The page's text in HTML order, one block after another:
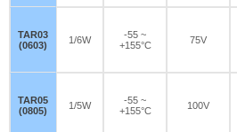
TAR03
(0603)
1/6W
-55 ~
+155°C
75V
TAR05
(0805)
1/5W
-55 ~
+155°C
100V